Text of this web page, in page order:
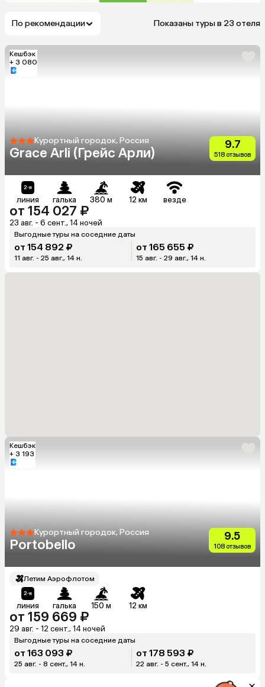
По рекомендации Показаны туры в 23 отеля
Кешбэк
+ 3 080
Курортный городок, Россия
Grace Arli (Грейс Арли)
9.7
518 отзывов
линия галька 380 м 12 км везде
от 154 027 ₽
23 авг. - 6 сент., 14 ночей
Выгодные туры на соседние даты
от 154 892 ₽
11 авг. - 25 авг., 14 н.
от 165 655 ₽
15 авг. - 29 авг., 14 н.
Кешбэк
+ 3 193
Курортный городок, Россия
Portobello
9.5
108 отзывов
Летим Аэрофлотом
линия галька 150 м 12 км
от 159 669 ₽
29 авг. - 12 сент., 14 ночей
Выгодные туры на соседние даты
от 163 093 ₽
25 авг. - 8 сент., 14 н.
от 178 593 ₽
22 авг. - 5 сент., 14 н.